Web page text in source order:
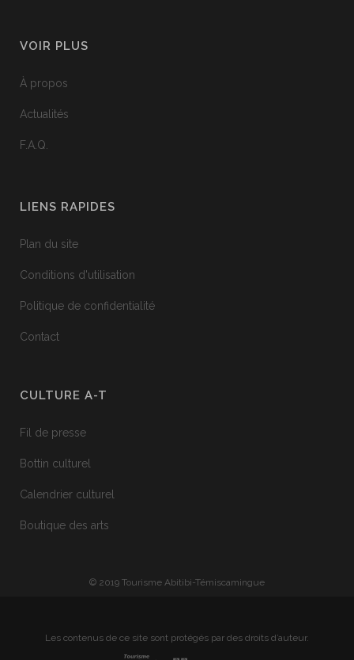
VOIR PLUS
À propos
Actualités
F.A.Q.
LIENS RAPIDES
Plan du site
Conditions d'utilisation
Politique de confidentialité
Contact
CULTURE A-T
Fil de presse
Bottin culturel
Calendrier culturel
Boutique des arts
© 2019 Tourisme Abitibi-Témiscamingue
Les contenus de ce site sont protégés par des droits d’auteur.